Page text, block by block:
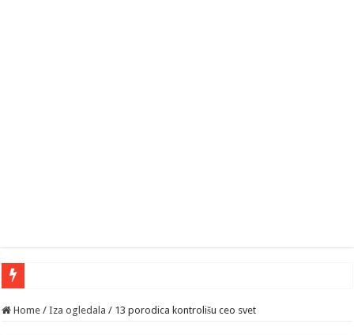
Home / Iza ogledala / 13 porodica kontrolišu ceo svet